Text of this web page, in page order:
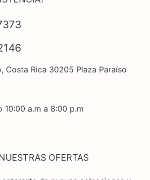
Costa Rica 30205 Plaza Paraíso
10:00 a.m a 8:00 p.m
OFERTAS